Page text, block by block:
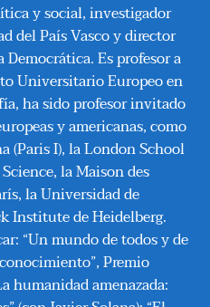
y social, investigador
del País Vasco y director
Es profesor a
Universitario Europeo en
ha sido profesor invitado
y americanas, como
(Paris I), la London School
la Maison des
la Universidad de
Institute de Heidelberg.
“Un mundo de todos y de
Premio
humanidad amenazada: